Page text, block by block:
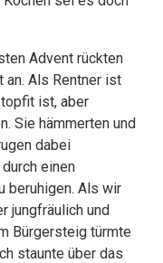
Advent rückten
an. Als Rentner ist
ist, aber
Sie hämmerten und
dabei
einen
beruhigen. Als wir
jungfräulich und
Bürgersteig türmte
staunte über das